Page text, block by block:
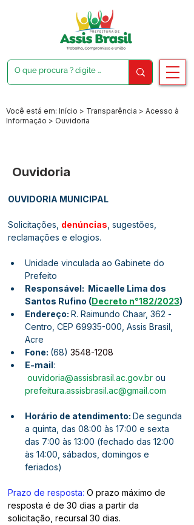
Você está em: Início > Transparência > Acesso à
Informação > Ouvidoria
Ouvidoria
OUVIDORIA MUNICIPAL
Solicitações, denúncias , sugestões,
reclamações e elogios.
Unidade vinculada ao Gabinete do
Prefeito
Responsável:  Micaelle Lima dos
Santos Rufino (Decreto n°182/2023)
Endereço: R. Raimundo Chaar, 362 -
Centro, CEP 69935-000, Assis Brasil,
Acre
Fone: (68) 3548-1208
E-mail:
ouvidoria@assisbrasil.ac.gov.br ou
prefeitura.assisbrasil.ac@gmail.com
Horário de atendimento: De segunda
a quinta, das 08:00 às 17:00 e sexta
das 7:00 às 13:00 (fechado das 12:00
às 14:00, sábados, domingos e
feriados)
Prazo de resposta: O prazo máximo de
resposta é de 30 dias a partir da
solicitação, recursal 30 dias.